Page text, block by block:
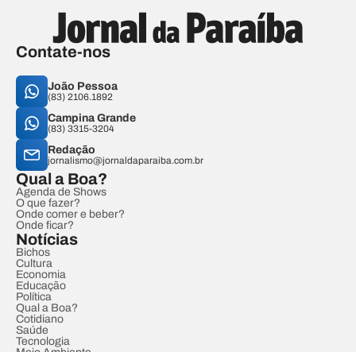
Contate-nos
João Pessoa
(83) 2106.1892
Campina Grande
(83) 3315-3204
Redação
jornalismo@jornaldaparaiba.com.br
Qual a Boa?
Agenda de Shows
O que fazer?
Onde comer e beber?
Onde ficar?
Notícias
Bichos
Cultura
Economia
Educação
Política
Qual a Boa?
Cotidiano
Saúde
Tecnologia